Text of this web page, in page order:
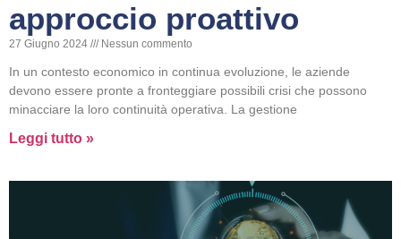
approccio proattivo
27 Giugno 2024 Nessun commento
In un contesto economico in continua evoluzione, le aziende
devono essere pronte a fronteggiare possibili crisi che possono
minacciare la loro continuità operativa. La gestione
Leggi tutto »